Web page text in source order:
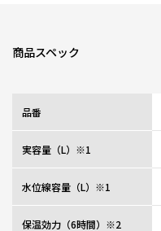
商品スペック
品番
実容量（L）※1
水位線容量（L）※1
保温効力（6時間）※2